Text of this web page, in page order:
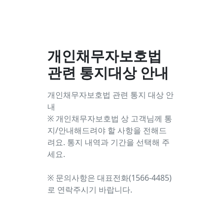
개인채무자보호법
관련 통지대상 안내
개인채무자보호법 관련 통지 대상 안
내
※ 개인채무자보호법 상 고객님께 통
지/안내해드려야 할 사항을 전해드
려요. 통지 내역과 기간을 선택해 주
세요.
※ 문의사항은 대표전화(1566-4485)
로 연락주시기 바랍니다.